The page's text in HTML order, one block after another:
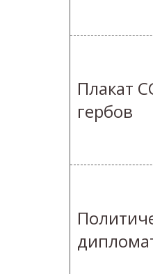
Плакат
гербов